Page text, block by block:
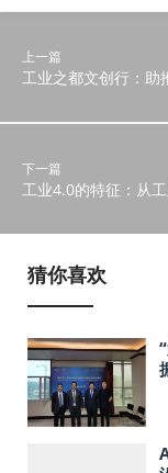
上一篇
工业之都文创行：助
下一篇
工业4.0的特征：从
猜你喜欢